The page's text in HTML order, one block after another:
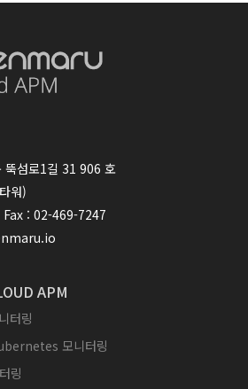
뚝섬로1길 31 906 호
워)
: 02-469-7247
APM
터링
모니터링
링